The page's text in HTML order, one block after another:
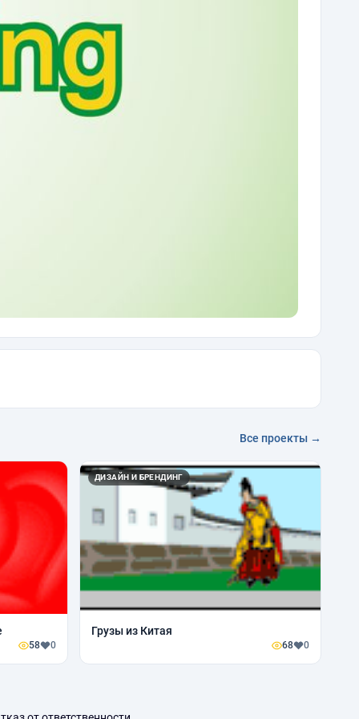
Все проекты →
58 0
ДИЗАЙН И БРЕНДИНГ
Грузы из Китая
68 0